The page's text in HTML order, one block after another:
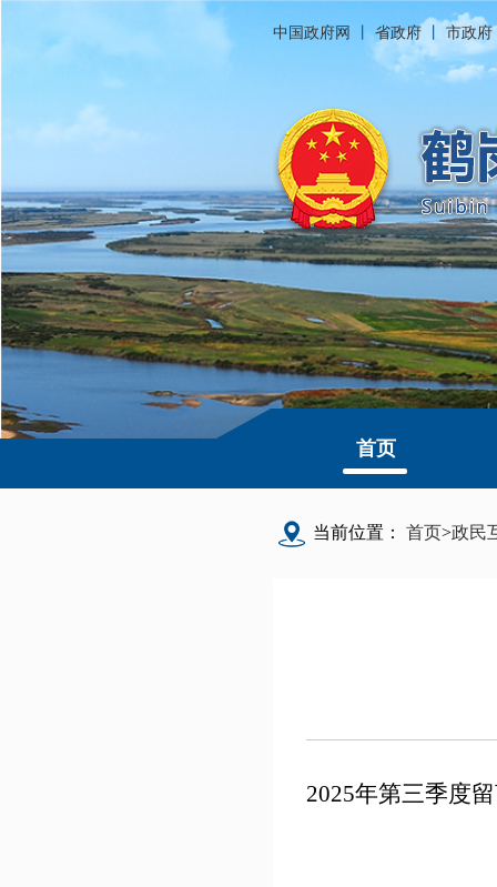
中国政府网 丨省政府 市政府
首页
当前位置： 首页>政民
2025年第三季度